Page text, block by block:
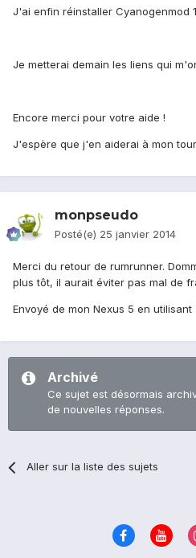
J'ai enfin réinstaller Cyanogenmod
Je metterai demain les liens qui
Encore merci pour votre aide !
J'espère que j'en aiderai à mon
monpseudo
Posté(e) 25 janvier 2014
Merci du retour de rumrunner.
plus tôt, il aurait éviter pas mal de
Envoyé de mon Nexus 5 en utilisant
Archivé
Ce sujet est désormais
de nouvelles réponses.
Aller sur la liste des sujets